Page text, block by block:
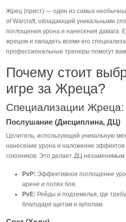
Жрец (прист) — один из самых
of Warcraft, обладающий уникальными
поглощения урона и нанесения дамага.
жрецом и овладеть всеми его
профессиональные тренеры помогут
Почему стоит
игре за Жреца?
Специализации Жреца:
Послушание (Дисциплина, ДЦ)
Целитель, использующий уникальную
нанесение урона и наложение
союзников. Это делает ДЦ незаменимым
PvP: Эффективное поглощение
арене и полях боя.
PvE: Рейды и подземелья, где
благодаря щитам и куполам.